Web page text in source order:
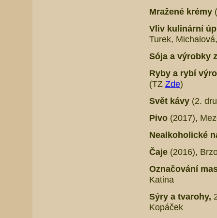
Mražené krémy
Vliv kulinární
Turek,
Sója a výrobky
Ryby a rybí
(TZ Zde)
Svět kávy(2.
Pivo (2017),
Nealkoholické
Čaje(2016),
Označování
Katina
Sýry a tvarohy,
Kopáček